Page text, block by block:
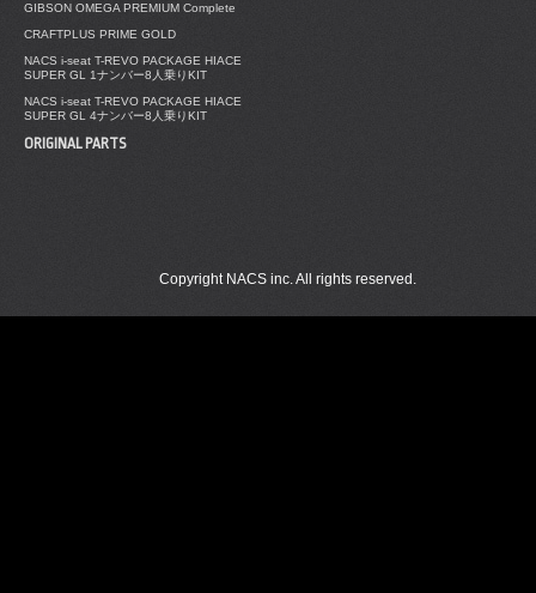
GIBSON OMEGA PREMIUM Complete
CRAFTPLUS PRIME GOLD
NACS i-seat T-REVO PACKAGE HIACE
SUPER GL 1ナンバー8人乗りKIT
NACS i-seat T-REVO PACKAGE HIACE
SUPER GL 4ナンバー8人乗りKIT
ORIGINAL PARTS
Copyright NACS inc. All rights reserved.